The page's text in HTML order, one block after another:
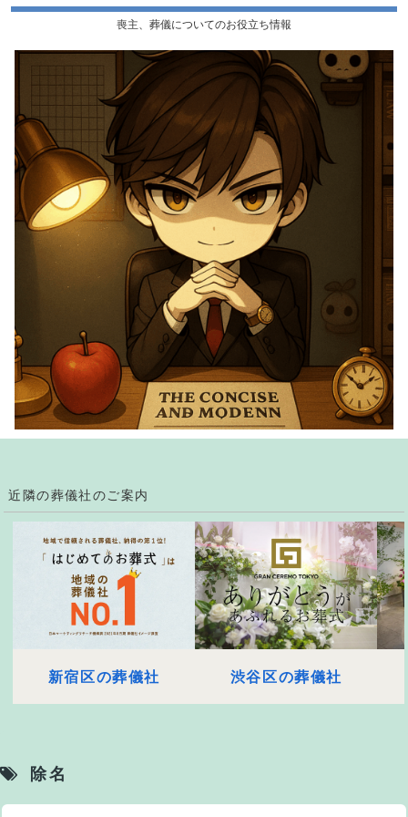
喪主、葬儀についてのお役立ち情報
近隣の葬儀社のご案内
新宿区の葬儀社 渋谷区の葬儀社
除名